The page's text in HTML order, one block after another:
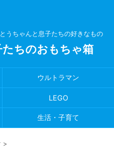
うちゃんと息子たちの好きなもの
ちのおもちゃ箱
ウルトラマン
LEGO
生活・子育て
>